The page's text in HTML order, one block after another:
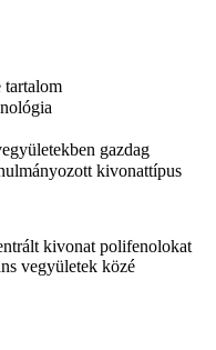
tartalom
gazdag
kivonattípus
kivonat polifenolokat
vegyületek közé